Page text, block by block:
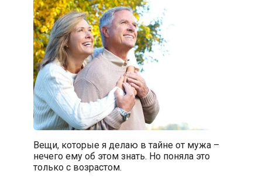
Вещи, которые я делаю в тайне от мужа –
нечего ему об этом знать. Но поняла это
только с возрастом.